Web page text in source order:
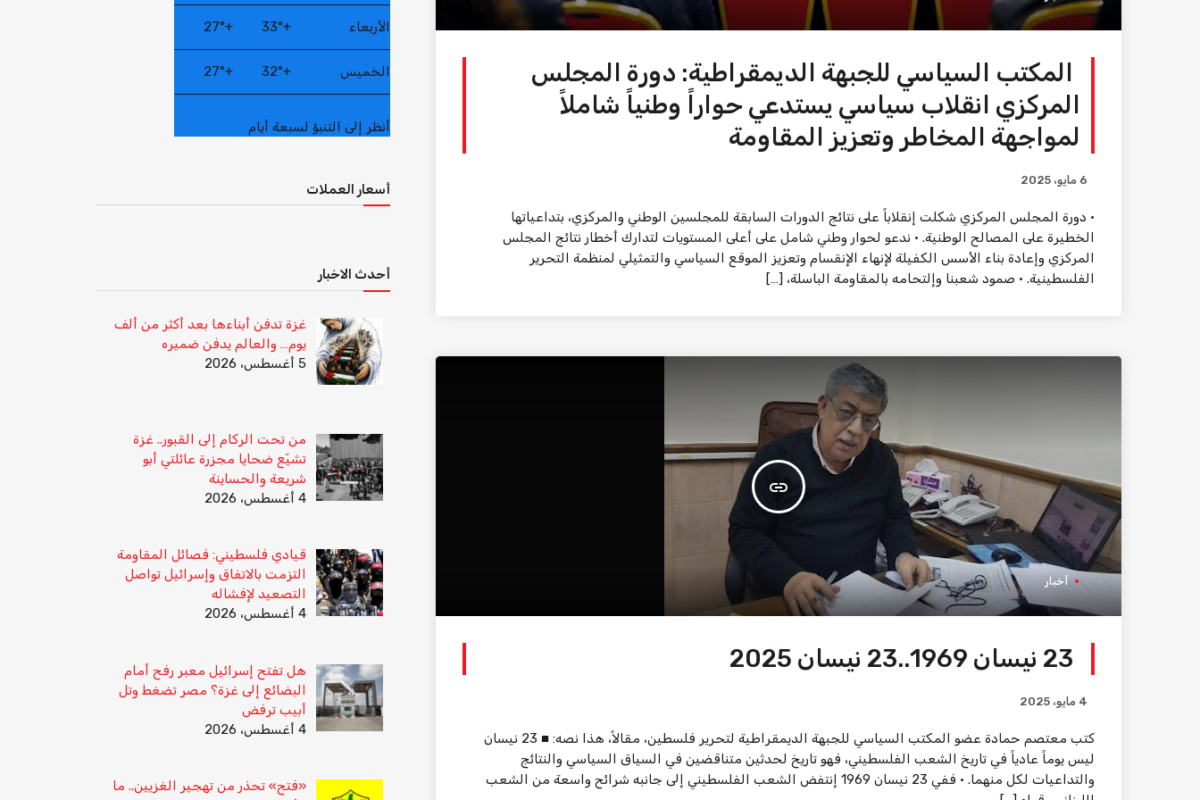
المكتب السياسي للجبهة الديمقراطية: دورة المجلس
المركزي انقلاب سياسي يستدعي حواراً وطنياً شاملاً
لمواجهة المخاطر وتعزيز المقاومة
6 مايو، 2025
• دورة المجلس المركزي شكلت إنقلاباً على نتائج الدورات السابقة للمجلسين الوطني والمركزي، بتداعياتها
الخطيرة على المصالح الوطنية. • ندعو لحوار وطني شامل على أعلى المستويات لتدارك أخطار نتائج المجلس
المركزي وإعادة بناء الأسس الكفيلة لإنهاء الإنقسام وتعزيز الموقع السياسي والتمثيلي لمنظمة التحرير
الفلسطينية. • صمود شعبنا وإلتحامه بالمقاومة الباسلة، […]
insert_link
أخبار
23 نيسان 1969..23 نيسان 2025
4 مايو، 2025
كتب معتصم حمادة عضو المكتب السياسي للجبهة الديمقراطية لتحرير فلسطين، مقالاً، هذا نصه: ■ 23 نيسان
ليس يوماً عادياً في تاريخ الشعب الفلسطيني، فهو تاريخ لحدثين متناقضين في السياق السياسي والنتائج
والتداعيات لكل منهما. • ففي 23 نيسان 1969 إنتفض الشعب الفلسطيني إلى جانبه شرائح واسعة من الشعب
الأربعاء +
33°
+
27°
الخميس +
32°
+
27°
أنظر إلى التنبؤ لسبعة أيام
أسعار العملات
أحدث الاخبار
غزة تدفن أبناءها بعد أكثر من ألف
يوم… والعالم يدفن ضميره
5 أغسطس، 2026
من تحت الركام إلى القبور.. غزة
تشيّع ضحايا مجزرة عائلتي أبو
شريعة والحساينة
4 أغسطس، 2026
قيادي فلسطيني: فصائل المقاومة
التزمت بالاتفاق وإسرائيل تواصل
التصعيد لإفشاله
4 أغسطس، 2026
هل تفتح إسرائيل معبر رفح أمام
البضائع إلى غزة؟ مصر تضغط وتل
أبيب ترفض
4 أغسطس، 2026
«فتح» تحذر من تهجير الغزيين.. ما